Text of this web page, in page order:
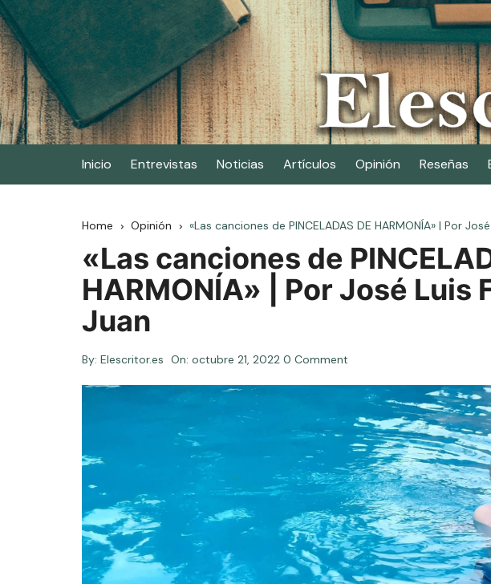
Skip
to
content
Elescritor.es
El periódico digital de los escritores
Inicio Entrevistas Noticias Artículos Opinión Reseñas
Home Opinión «Las canciones de PINCELADAS DE HARMONÍA» | Por
«Las canciones de
HARMONÍA» | Por José Luis
Juan
By: Elescritor.es On: octubre 21, 2022 0 Comment